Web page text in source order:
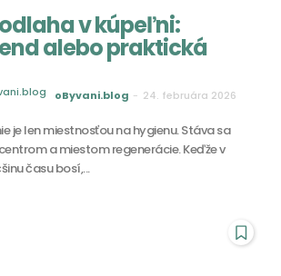
v kúpeľni:
alebo praktická
oByvani.blog - 24. februára 2026
je len miestnosťou na hygienu. Stáva sa
a miestom regenerácie. Keďže v
času bosí,...